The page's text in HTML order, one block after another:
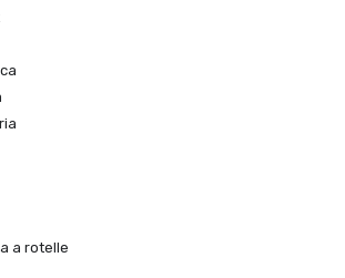
Francisco - San Francisco’s Palace
Years
- Best Hotels in SF - Hotel with the Best
Experiences
of the Bay Area – 5 Top Best Hotels
a rotelle